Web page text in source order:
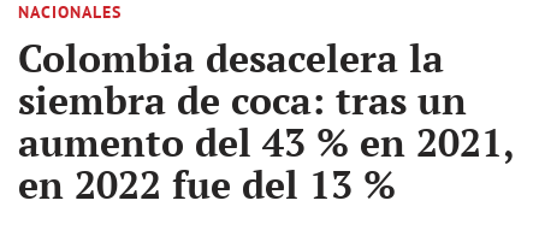
NACIONALES
Colombia desacelera la
siembra de coca: tras un
aumento del 43 % en 2021,
en 2022 fue del 13 %